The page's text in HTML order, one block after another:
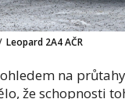
Leopard 2A4 AČR
na
že schopnosti